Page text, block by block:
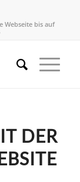
Webseite bis auf
DER